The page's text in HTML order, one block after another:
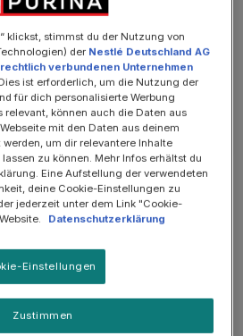
für Katzen und Kätzchen
für Katzen zur
30 x 1g
von 4.8 von 5 Sternen
Details
klickst, stimmst du der Nutzung von
der Nestlé Deutschland AG
verbundenen Unternehmen
ist erforderlich, um die Nutzung der
für dich personalisierte Werbung
relevant, können auch die Daten aus
mit den Daten aus deinem
um dir relevantere Inhalte
zu können. Mehr Infos erhältst du
Eine Aufstellung der verwendeten
deine Cookie-Einstellungen zu
jederzeit unter dem Link "Cookie-
Datenschutzerklärung
Einstellungen
Zustimmen